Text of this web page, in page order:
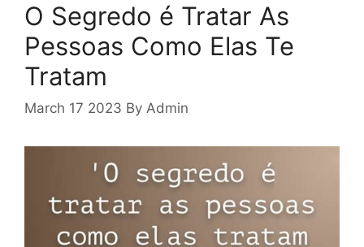
O Segredo é Tratar As
Pessoas Como Elas Te
Tratam
March 17 2023 By Admin